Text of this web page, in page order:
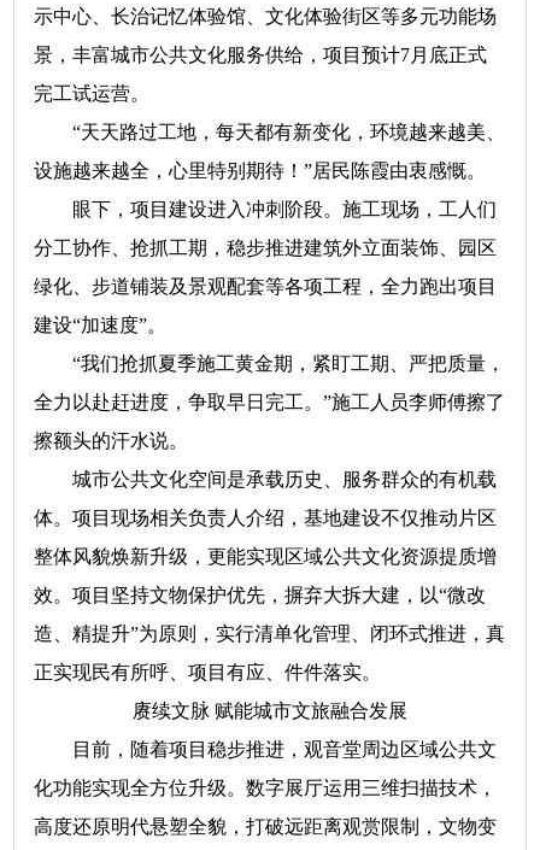
示中心、长治记忆体验馆、文化体验街区等多元功能场
景，丰富城市公共文化服务供给，项目预计7月底正式
完工试运营。
“天天路过工地，每天都有新变化，环境越来越美、
设施越来越全，心里特别期待！”居民陈霞由衷感慨。
眼下，项目建设进入冲刺阶段。施工现场，工人们
分工协作、抢抓工期，稳步推进建筑外立面装饰、园区
绿化、步道铺装及景观配套等各项工程，全力跑出项目
建设“加速度”。
“我们抢抓夏季施工黄金期，紧盯工期、严把质量，
全力以赴赶进度，争取早日完工。”施工人员李师傅擦了
擦额头的汗水说。
城市公共文化空间是承载历史、服务群众的有机载
体。项目现场相关负责人介绍，基地建设不仅推动片区
整体风貌焕新升级，更能实现区域公共文化资源提质增
效。项目坚持文物保护优先，摒弃大拆大建，以“微改
造、精提升”为原则，实行清单化管理、闭环式推进，真
正实现民有所呼、项目有应、件件落实。
赓续文脉 赋能城市文旅融合发展
目前，随着项目稳步推进，观音堂周边区域公共文
化功能实现全方位升级。数字展厅运用三维扫描技术，
高度还原明代悬塑全貌，打破远距离观赏限制，文物变